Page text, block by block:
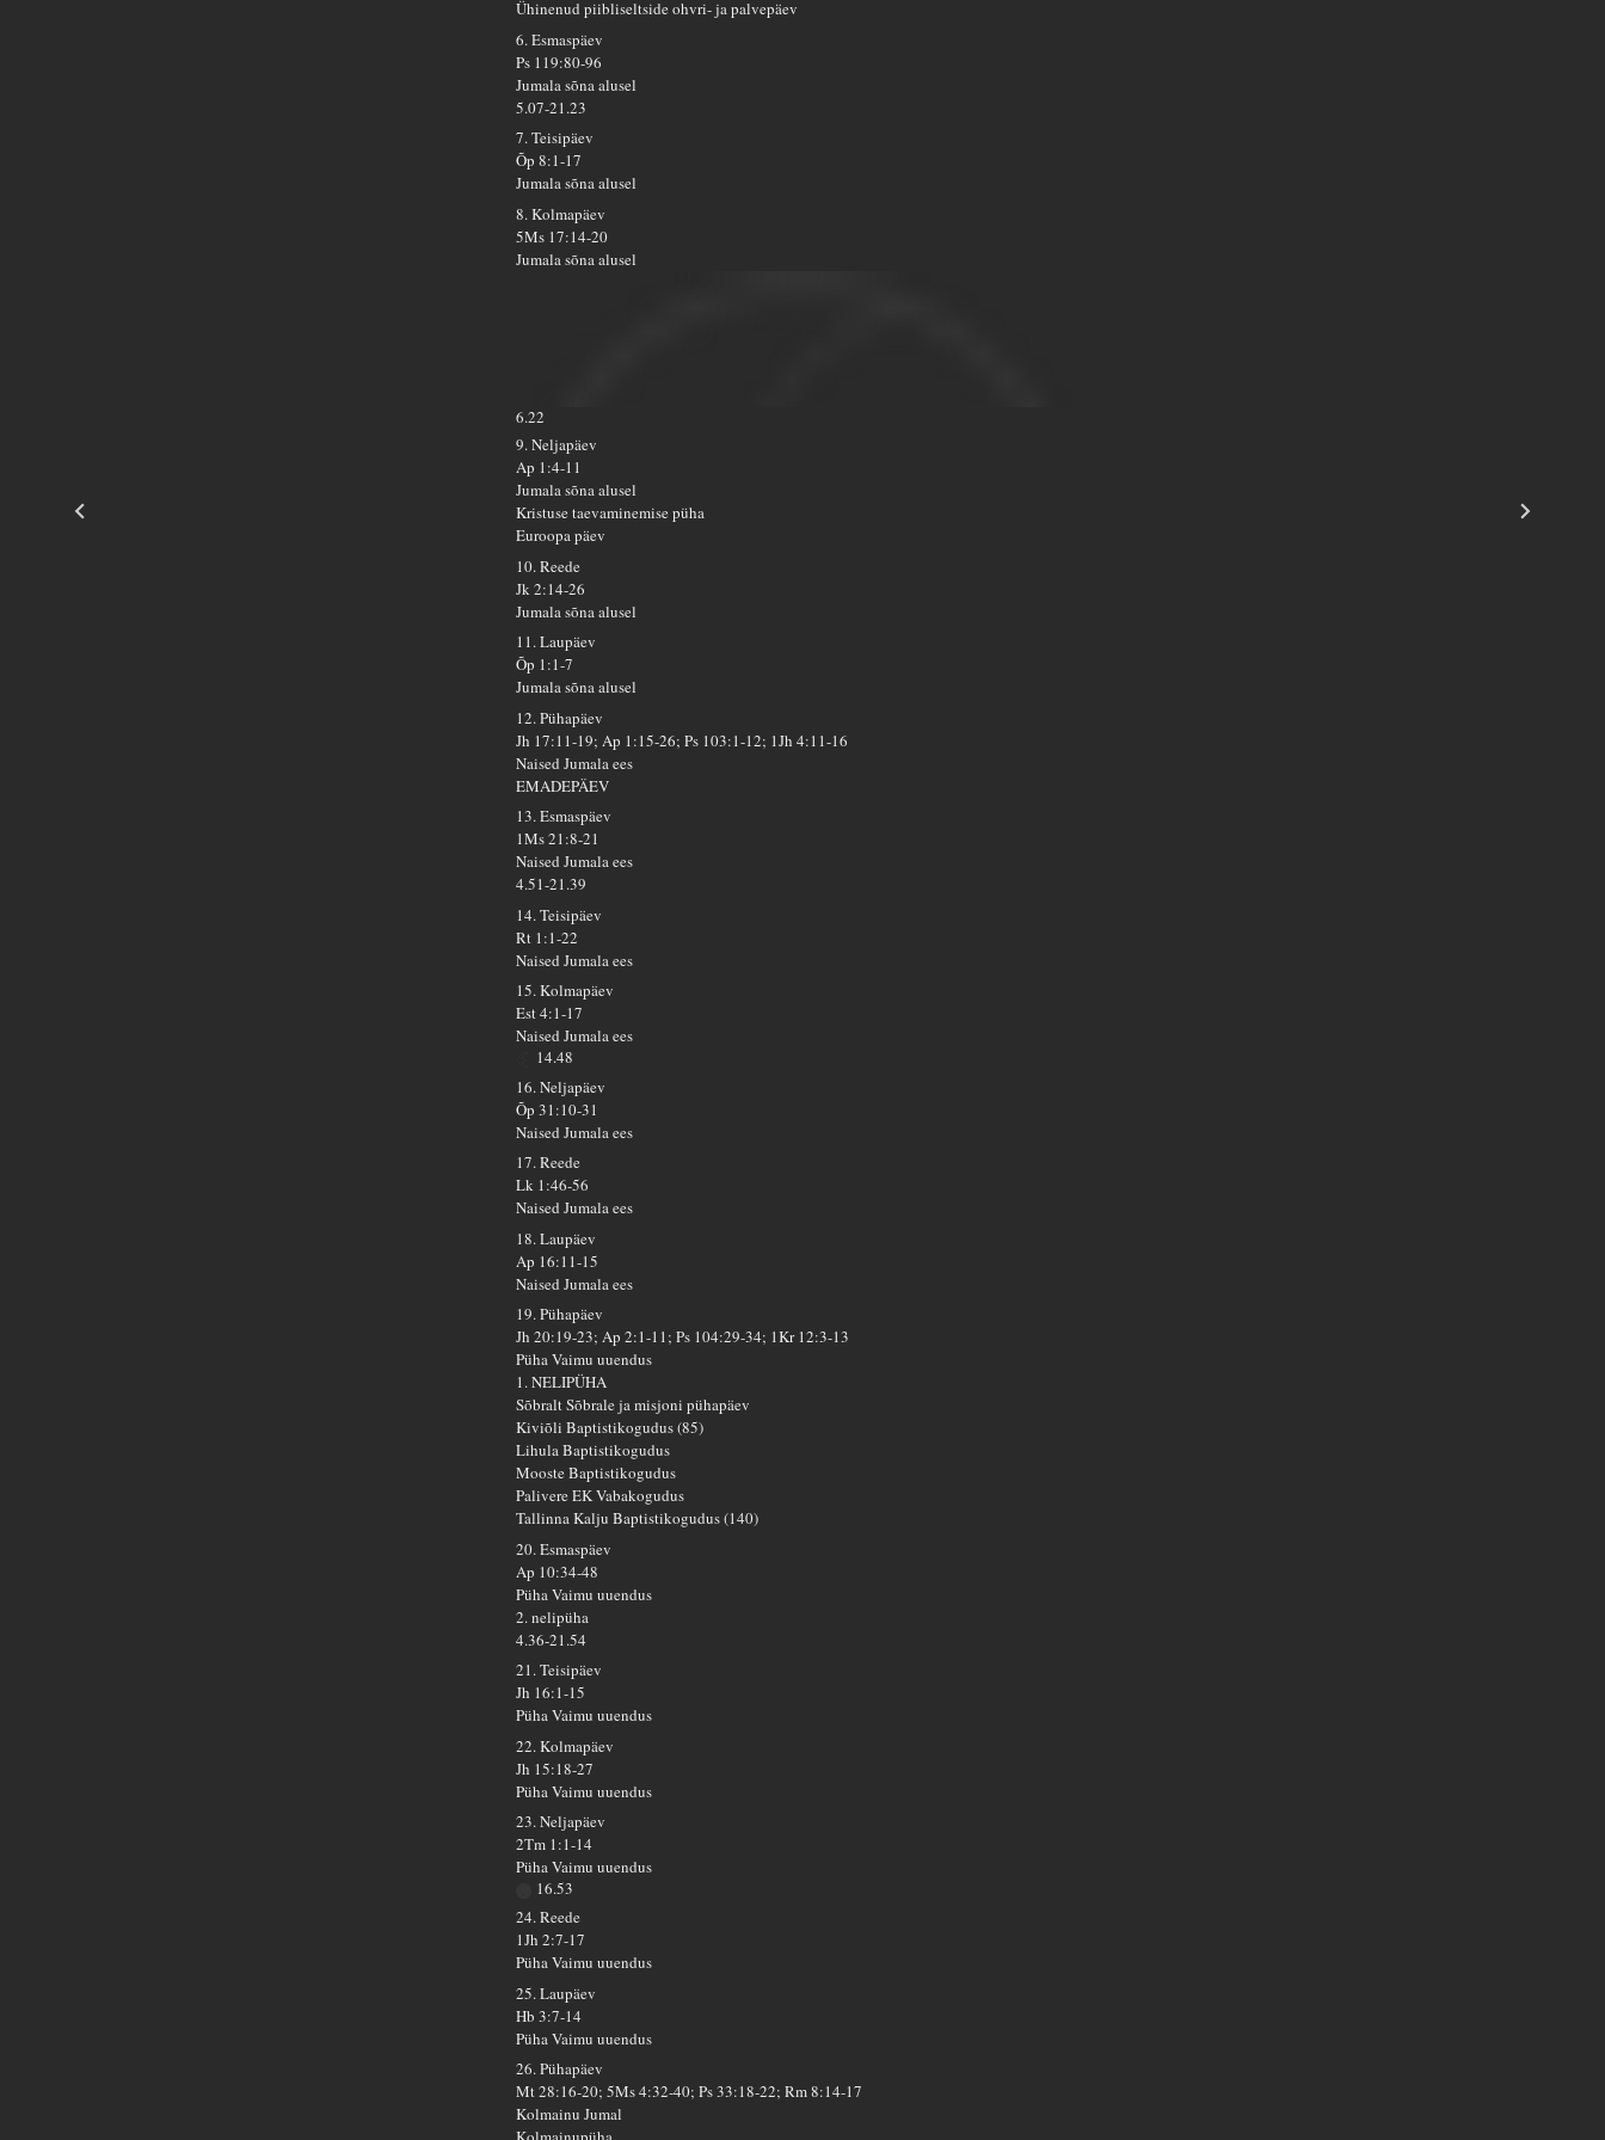
Ühinenud piibliseltside ohvri- ja palvepäev
6. Esmaspäev
Ps 119:80-96
Jumala sõna alusel
5.07-21.23
7. Teisipäev
Õp 8:1-17
Jumala sõna alusel
8. Kolmapäev
5Ms 17:14-20
Jumala sõna alusel
6.22
9. Neljapäev
Ap 1:4-11
Jumala sõna alusel
Kristuse taevaminemise püha
Euroopa päev
10. Reede
Jk 2:14-26
Jumala sõna alusel
11. Laupäev
Õp 1:1-7
Jumala sõna alusel
12. Pühapäev
Jh 17:11-19; Ap 1:15-26; Ps 103:1-12; 1Jh 4:11-16
Naised Jumala ees
EMADEPÄEV
13. Esmaspäev
1Ms 21:8-21
Naised Jumala ees
4.51-21.39
14. Teisipäev
Rt 1:1-22
Naised Jumala ees
15. Kolmapäev
Est 4:1-17
Naised Jumala ees
14.48
16. Neljapäev
Õp 31:10-31
Naised Jumala ees
17. Reede
Lk 1:46-56
Naised Jumala ees
18. Laupäev
Ap 16:11-15
Naised Jumala ees
19. Pühapäev
Jh 20:19-23; Ap 2:1-11; Ps 104:29-34; 1Kr 12:3-13
Püha Vaimu uuendus
1. NELIPÜHA
Sõbralt Sõbrale ja misjoni pühapäev
Kiviõli Baptistikogudus (85)
Lihula Baptistikogudus
Mooste Baptistikogudus
Palivere EK Vabakogudus
Tallinna Kalju Baptistikogudus (140)
20. Esmaspäev
Ap 10:34-48
Püha Vaimu uuendus
2. nelipüha
4.36-21.54
21. Teisipäev
Jh 16:1-15
Püha Vaimu uuendus
22. Kolmapäev
Jh 15:18-27
Püha Vaimu uuendus
23. Neljapäev
2Tm 1:1-14
Püha Vaimu uuendus
16.53
24. Reede
1Jh 2:7-17
Püha Vaimu uuendus
25. Laupäev
Hb 3:7-14
Püha Vaimu uuendus
26. Pühapäev
Mt 28:16-20; 5Ms 4:32-40; Ps 33:18-22; Rm 8:14-17
Kolmainu Jumal